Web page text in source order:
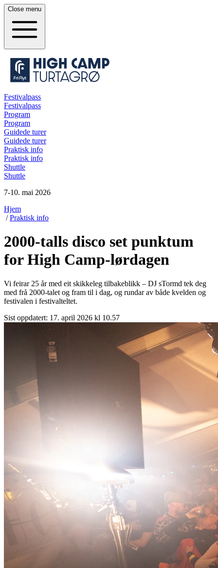
Close menu
Festivalpass
Festivalpass
Program
Program
Guidede turer
Guidede turer
Praktisk info
Praktisk info
Shuttle
Shuttle
7-10. mai 2026
Hjem
/ Praktisk info
2000-talls disco set punktum
for High Camp-lørdagen
Vi feirar 25 år med eit skikkeleg tilbakeblikk – DJ sTormd tek deg
med frå 2000-talet og fram til i dag, og rundar av både kvelden og
festivalen i festivalteltet.
Sist oppdatert: 17. april 2026 kl 10.57